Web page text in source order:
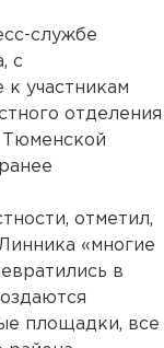
службе
с
к участникам
отделения
Тюменской
отметил,
«многие
в
площадки, все